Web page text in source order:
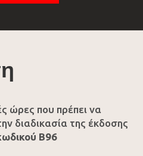
ώρες που πρέπει να
διαδικασία της έκδοσης
Β96